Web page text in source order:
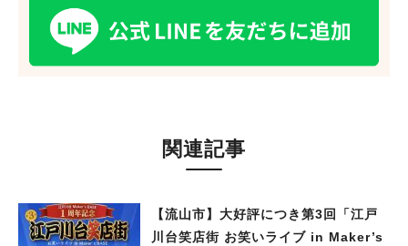
関連記事
【流山市】大好評につき第3回「江戸
川台笑店街 お笑いライブ in Maker’s
人気のキーワード
#イベント#公園#教えたい／教えて投稿記事
#教えたい/こんなの見つけた